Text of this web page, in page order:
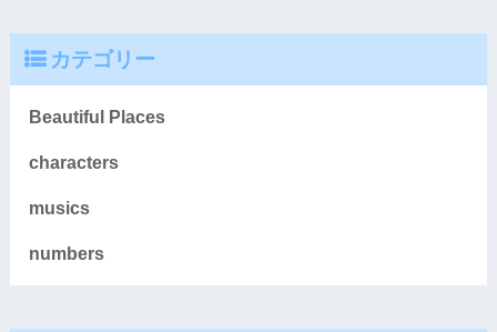
カテゴリー
Beautiful Places
characters
musics
numbers